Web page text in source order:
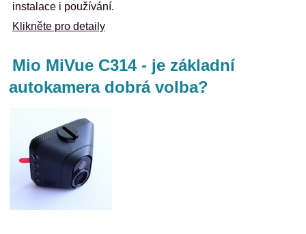
instalace i používání.
Klikněte pro detaily
Mio MiVue C314 - je základní
autokamera dobrá volba?